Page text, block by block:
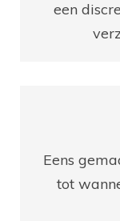
een
Eens
tot